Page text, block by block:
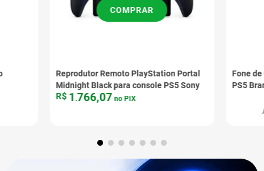
Reprodutor Remoto PlayStation Portal
Midnight Black para console PS5 Sony
R$ 1 .766,07 no PIX
COMPRAR
Fone
PS5